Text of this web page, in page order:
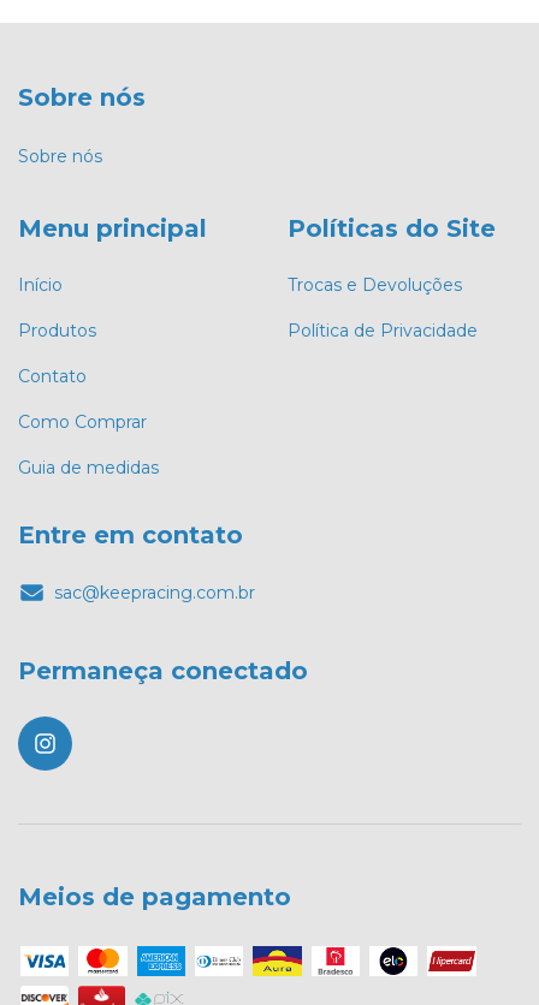
Sobre nós
Sobre nós
Menu principal
Início
Produtos
Contato
Como Comprar
Guia de medidas
Políticas do Site
Trocas e Devoluções
Política de Privacidade
Entre em contato
sac@keepracing.com.br
Permaneça conectado
Meios de pagamento